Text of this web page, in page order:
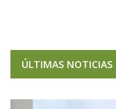
ÚLTIMAS NOTICIAS